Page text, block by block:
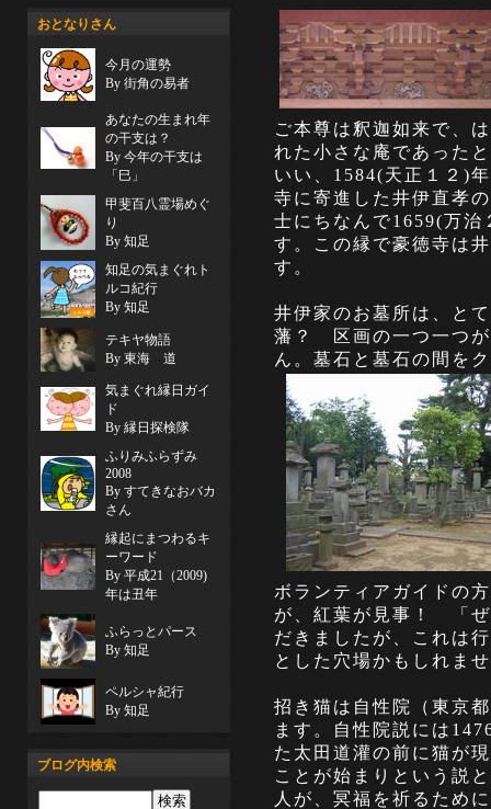
ご本尊は釈迦如来で、
れた小さな庵であった
いい、1584(天正１２)
寺に寄進した井伊直孝
士にちなんで1659(万治
す。この縁で豪徳寺は
す。
井伊家のお墓所は、と
藩？ 区画の一つ一つが
ん。墓石と墓石の間を
ボランティアガイドの
が、紅葉が見事！ 「ぜ
だきましたが、これは
とした穴場かもしれ
招き猫は自性院（東京
ます。自性院説には
た太田道灌の前に猫が
ことが始まりという説
人が、冥福を祈るため
おとなりさん
今月の運勢
By 街角の易者
あなたの生まれ年
の干支は？
By 今年の干支は
「巳」
甲斐百八霊場めぐ
り
By 知足
知足の気まぐれト
ルコ紀行
By 知足
テキヤ物語
By 東海 道
気まぐれ縁日ガイ
ド
By 縁日探検隊
ふりみふらずみ
2008
By すてきなおバカ
さん
縁起にまつわるキ
ーワード
By 平成21（2009)
年は丑年
ふらっとパース
By 知足
ペルシャ紀行
By 知足
ブログ内検索